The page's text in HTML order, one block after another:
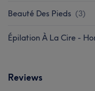
Beauté Des Pieds (3)
Épilation À La Cire -
Reviews